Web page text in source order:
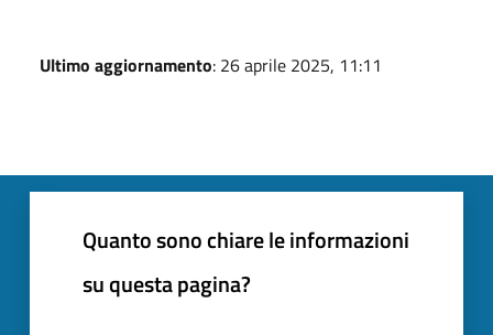
Ultimo aggiornamento: 26 aprile 2025, 11:11
Quanto sono chiare le informazioni
su questa pagina?